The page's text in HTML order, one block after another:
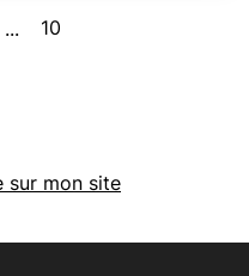
... 10
sur mon site